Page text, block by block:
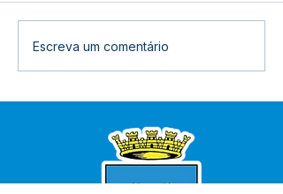
Bujari intensifica
combate às endemias
agentes
Escreva um comentário